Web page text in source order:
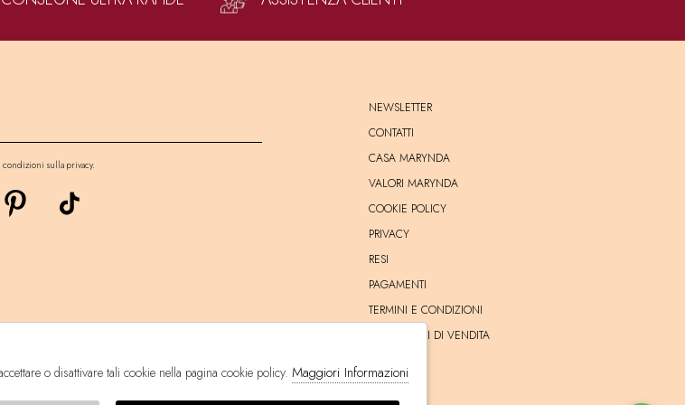
sulla privacy.
NEWSLETTER
CONTATTI
CASA MARYNDA
VALORI MARYNDA
COOKIE POLICY
PRIVACY
RESI
PAGAMENTI
TERMINI E CONDIZIONI
CONDIZIONI DI VENDITA
o disattivare tali cookie nella pagina cookie policy. Maggiori Informazioni